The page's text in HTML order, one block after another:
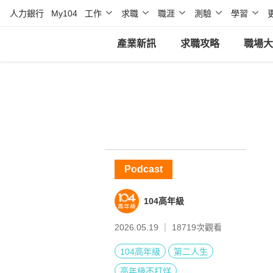
人力銀行 My104 工作 求職 職涯 測驗 學習
產業新訊 求職攻略 職場
Podcast
104高年級
2026.05.19 ｜ 18719次觀看
104高年級
第二人生